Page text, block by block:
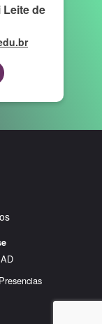
Leite de